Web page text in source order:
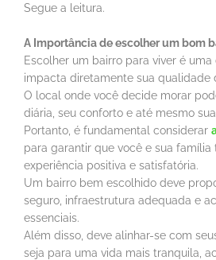
Segue a leitura.
A Importância de escolher um bom
Escolher um bairro para viver é
impacta diretamente sua qualidade
O local onde você decide morar
diária, seu conforto e até mesmo
Portanto, é fundamental considerar
para garantir que você e sua família
experiência positiva e satisfatória.
Um bairro bem escolhido deve
seguro, infraestrutura adequada e
essenciais.
Além disso, deve alinhar-se com
seja para uma vida mais tranquila,